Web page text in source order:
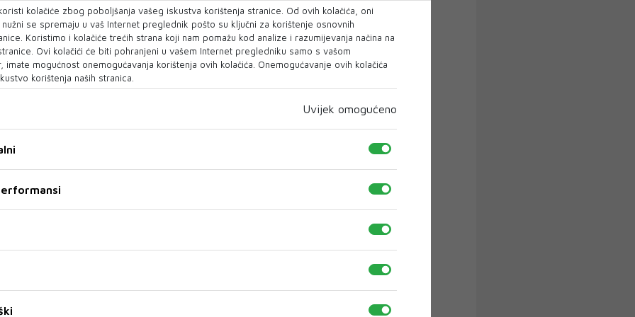
je domaći i teren. Hoće li znati to iskoristiti,
jedini problem može predstavljati
i Walesom su potvrdili da nemaju
pa i da svuda igraju dobro. Možemo
pobijediti Kanadu.
i Hercegovine na Mundijalu?
Džeke i Kolašinca je to prvo veliko
skupinu. Uspjeh će biti ako prođemo u drugi
ostvari, ako se već ostvari, bio bi ogroman
da je realno da prođemo skupinu.
Da li ga rovitog poslati u vatru ili čekati
stanju ako govorimo o fizičkoj spremi. Sigurno
kolačiće zbog poboljšanja vašeg iskustva korištenja stranice. Od ovih kolačića, oni
se spremaju u vaš Internet preglednik pošto su ključni za korištenje osnovnih
Koristimo i kolačiće trećih strana koji nam pomažu kod analize i razumijevanja načina na
Ovi kolačići će biti pohranjeni u vašem Internet pregledniku samo s vašom
imate mogućnost onemogućavanja korištenja ovih kolačića. Onemogućavanje ovih kolačića
korištenja naših stranica.
Uvijek omogućeno